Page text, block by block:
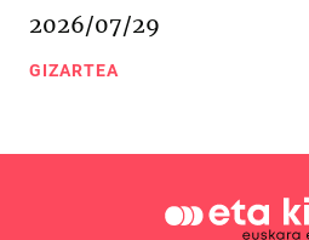
2026/07/29
GIZARTEA